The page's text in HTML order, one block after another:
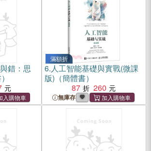
錯：思
滿額折
6.人工智能基礎與實戰(微課
版)（簡體書）
87
260
無庫存